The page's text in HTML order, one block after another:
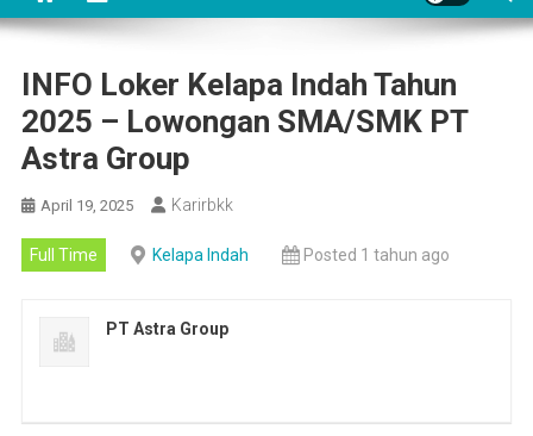
INFO Loker Kelapa Indah Tahun
2025 – Lowongan SMA/SMK PT
Astra Group
April 19, 2025 Karirbkk
Full Time Kelapa Indah Posted 1 tahun ago
PT Astra Group